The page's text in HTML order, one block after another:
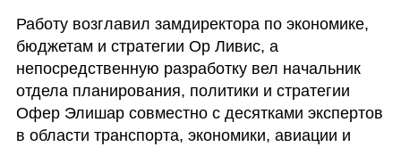
Работу возглавил замдиректора по экономике,
бюджетам и стратегии Ор Ливис, а
непосредственную разработку вел начальник
отдела планирования, политики и стратегии
Офер Элишар совместно с десятками экспертов
в области транспорта, экономики, авиации и